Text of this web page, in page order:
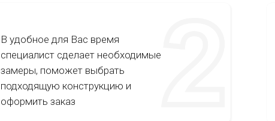
В удобное для Вас время
специалист сделает необходимые
замеры, поможет выбрать
подходящую конструкцию и
оформить заказ